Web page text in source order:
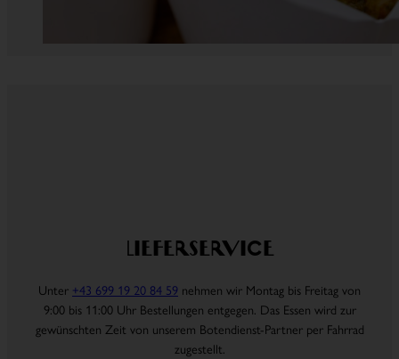
Lieferservice
Unter +43 699 19 20 84 59 nehmen wir Montag bis Freitag von
9:00 bis 11:00 Uhr Bestellungen entgegen. Das Essen wird zur
gewünschten Zeit von unserem Botendienst-Partner per Fahrrad
zugestellt.